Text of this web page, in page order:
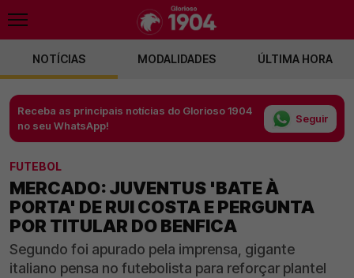
NOTÍCIAS MODALIDADES ÚLTIMA HORA
Receba as principais notícias do Glorioso 1904
no seu WhatsApp!
Seguir
FUTEBOL
MERCADO: JUVENTUS 'BATE À
PORTA' DE RUI COSTA E PERGUNTA
POR TITULAR DO BENFICA
Segundo foi apurado pela imprensa, gigante
italiano pensa no futebolista para reforçar plantel